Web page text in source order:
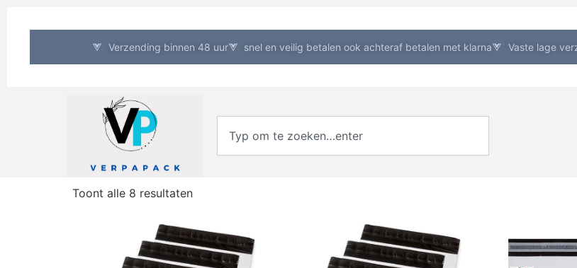
Verzending binnen 48 uur snel en veilig betalen ook achteraf betalen met klarna Vaste lage
Toont alle 8 resultaten